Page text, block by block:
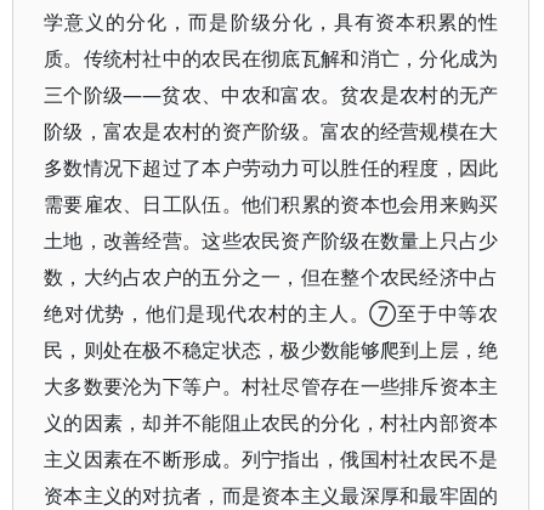
学意义的分化，而是阶级分化，具有资本积累的性
质。传统村社中的农民在彻底瓦解和消亡，分化成为
三个阶级——贫农、中农和富农。贫农是农村的无产
阶级，富农是农村的资产阶级。富农的经营规模在大
多数情况下超过了本户劳动力可以胜任的程度，因此
需要雇农、日工队伍。他们积累的资本也会用来购买
土地，改善经营。这些农民资产阶级在数量上只占少
数，大约占农户的五分之一，但在整个农民经济中占
绝对优势，他们是现代农村的主人。⑦至于中等农
民，则处在极不稳定状态，极少数能够爬到上层，绝
大多数要沦为下等户。村社尽管存在一些排斥资本主
义的因素，却并不能阻止农民的分化，村社内部资本
主义因素在不断形成。列宁指出，俄国村社农民不是
资本主义的对抗者，而是资本主义最深厚和最牢固的